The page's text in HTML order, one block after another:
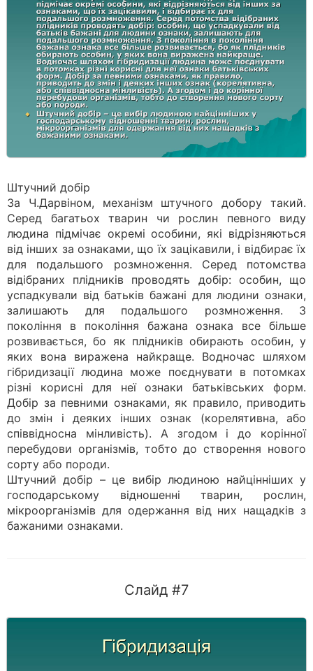
Штучний добір
За Ч.Дарвіном, механізм штучного добору такий.
Серед багатьох тварин чи рослин певного виду
людина підмічає окремі особини, які відрізняються
від інших за ознаками, що їх зацікавили, і відбирає їх
для подальшого розмноження. Серед потомства
відібраних плідників проводять добір: особин, що
успадкували від батьків бажані для людини ознаки,
залишають для подальшого розмноження. З
покоління в покоління бажана ознака все більше
розвивається, бо як плідників обирають особин, у
яких вона виражена найкраще. Водночас шляхом
гібридизації людина може поєднувати в потомках
різні корисні для неї ознаки батьківських форм.
Добір за певними ознаками, як правило, приводить
до змін і деяких інших ознак (корелятивна, або
співвідносна мінливість). А згодом і до корінної
перебудови організмів, тобто до створення нового
сорту або породи.
Штучний добір – це вибір людиною найцінніших у
господарському відношенні тварин, рослин,
мікроорганізмів для одержання від них нащадків з
бажаними ознаками.
Слайд #7